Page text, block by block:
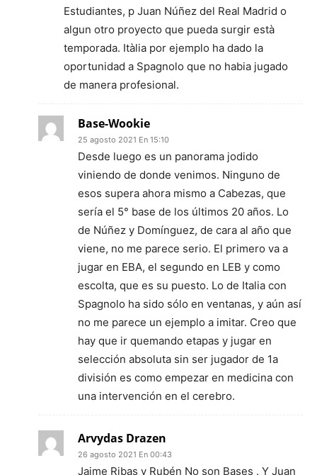
Estudiantes, p Juan Núñez del Real Madrid o
algun otro proyecto que pueda surgir està
temporada. Itàlia por ejemplo ha dado la
oportunidad a Spagnolo que no habia jugado
de manera profesional.
Base-Wookie
25 agosto 2021 En 15:10
Desde luego es un panorama jodido
viniendo de donde venimos. Ninguno de
esos supera ahora mismo a Cabezas, que
sería el 5° base de los últimos 20 años. Lo
de Núñez y Domínguez, de cara al año que
viene, no me parece serio. El primero va a
jugar en EBA, el segundo en LEB y como
escolta, que es su puesto. Lo de Italia con
Spagnolo ha sido sólo en ventanas, y aún así
no me parece un ejemplo a imitar. Creo que
hay que ir quemando etapas y jugar en
selección absoluta sin ser jugador de 1a
división es como empezar en medicina con
una intervención en el cerebro.
Arvydas Drazen
26 agosto 2021 En 00:43
Jaime Ribas y Rubén No son Bases . Y Juan